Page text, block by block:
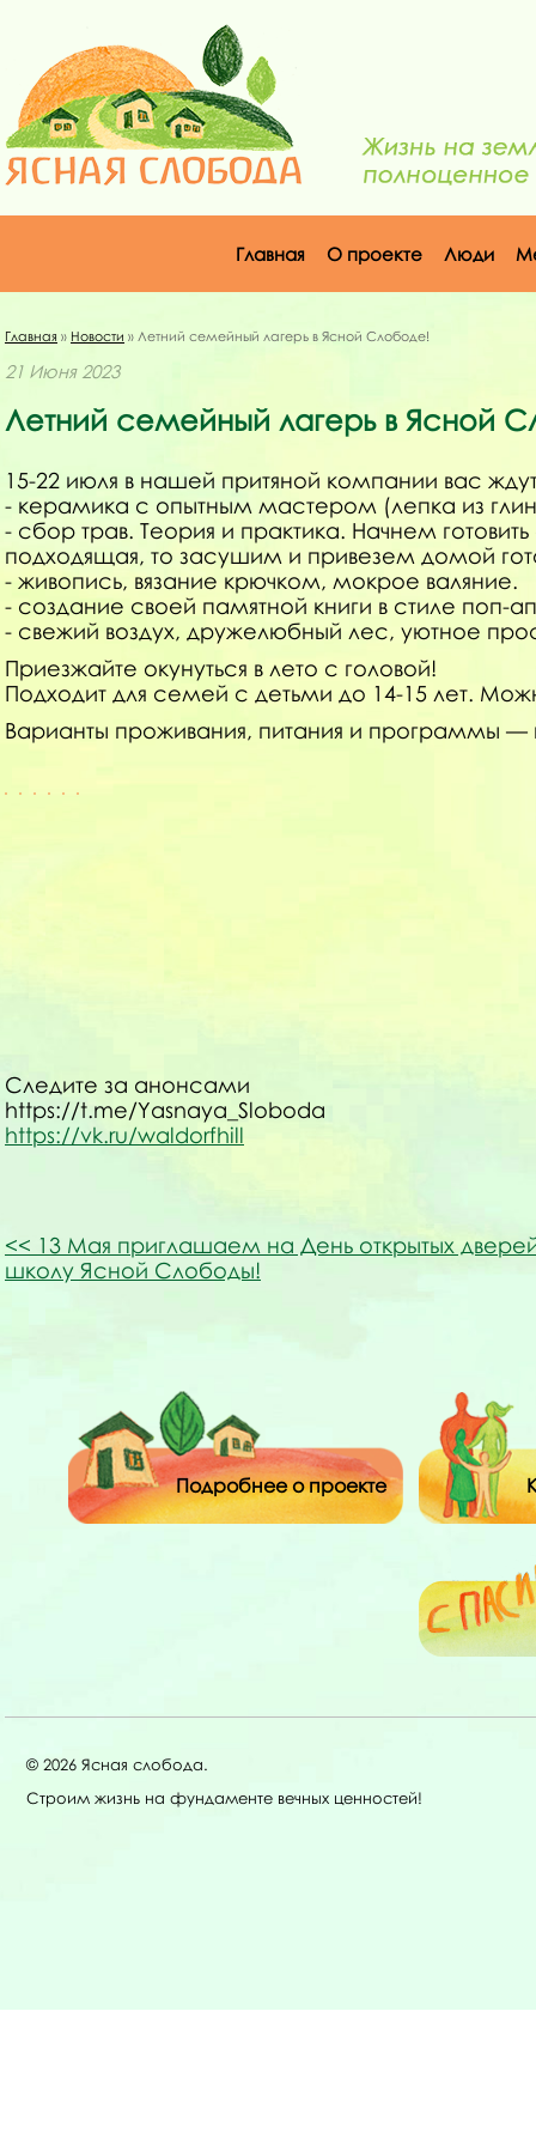
Главная О проекте Люди
Главная » Новости » Летний семейный лагерь в Ясной Слободе!
21 Июня 2023
Летний семейный лагерь в Ясной
15-22 июля в нашей притяной компании вас
- керамика с опытным мастером (лепка из
- сбор трав. Теория и практика. Начнем
подходящая, то засушим и привезем домой
- живопись, вязание крючком, мокрое валяние.
- создание своей памятной книги в стиле поп-
- свежий воздух, дружелюбный лес, уютное
Приезжайте окунуться в лето с головой!
Подходит для семей с детьми до 14-15 лет.
Варианты проживания, питания и программы —
Следите за анонсами
https://t.me/Yasnaya_Sloboda
https://vk.ru/waldorfhill
13 Мая приглашаем на День открытых
школу Ясной Слободы!
Подробнее о проекте
© 2026 Ясная слобода.
Строим жизнь на фундаменте вечных ценностей!